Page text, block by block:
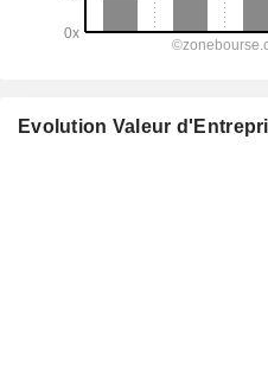
Evolution Valeur